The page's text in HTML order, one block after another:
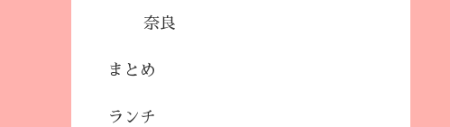
奈良
まとめ
ランチ